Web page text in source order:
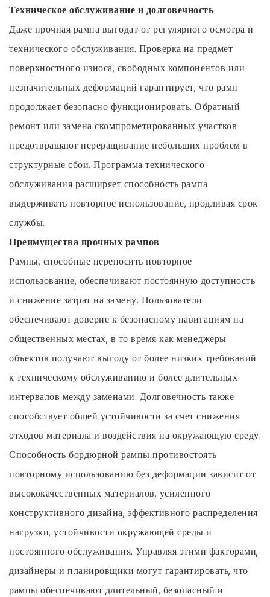
Техническое обслуживание и долговечность
Даже прочная рампа выгодат от регулярного осмотра и
технического обслуживания. Проверка на предмет
поверхностного износа, свободных компонентов или
незначительных деформаций гарантирует, что рамп
продолжает безопасно функционировать. Обратный
ремонт или замена скомпрометированных участков
предотвращают переращивание небольших проблем в
структурные сбои. Программа технического
обслуживания расширяет способность рампа
выдерживать повторное использование, продливая срок
службы.
Преимущества прочных рампов
Рампы, способные переносить повторное
использование, обеспечивают постоянную доступность
и снижение затрат на замену. Пользователи
обеспечивают доверие к безопасному навигациям на
общественных местах, в то время как менеджеры
объектов получают выгоду от более низких требований
к техническому обслуживанию и более длительных
интервалов между заменами. Долговечность также
способствует общей устойчивости за счет снижения
отходов материала и воздействия на окружающую среду.
Способность бордюрной рампы противостоять
повторному использованию без деформации зависит от
высококачественных материалов, усиленного
конструктивного дизайна, эффективного распределения
нагрузки, устойчивости окружающей среды и
постоянного обслуживания. Управляя этими факторами,
дизайнеры и планировщики могут гарантировать, что
рампы обеспечивают длительный, безопасный и